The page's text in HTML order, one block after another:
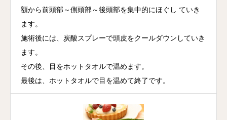
額から前頭部～側頭部～後頭部を集中的にほぐし ていき
ます。
施術後には、炭酸スプレーで頭皮をクールダウンしていき
ます。
その後、目をホットタオルで温めます。
最後は、ホットタオルで目を温めて終了です。